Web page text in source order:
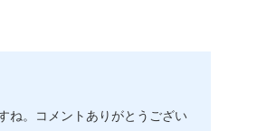
ね。コメントありがとうござい